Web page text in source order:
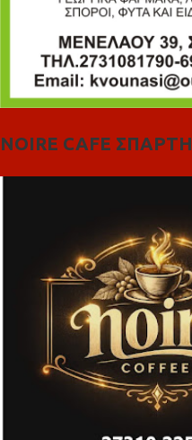
NOIRE CAFE ΣΠΑΡΤΗ